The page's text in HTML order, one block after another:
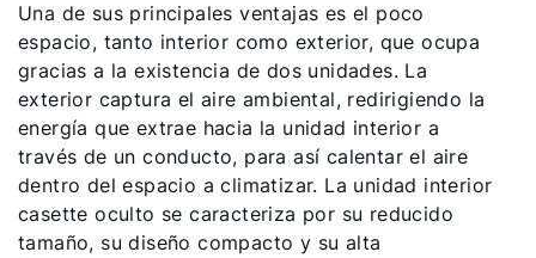
Una de sus principales ventajas es el poco
espacio, tanto interior como exterior, que ocupa
gracias a la existencia de dos unidades. La
exterior captura el aire ambiental, redirigiendo la
energía que extrae hacia la unidad interior a
través de un conducto, para así calentar el aire
dentro del espacio a climatizar. La unidad interior
casette oculto se caracteriza por su reducido
tamaño, su diseño compacto y su alta